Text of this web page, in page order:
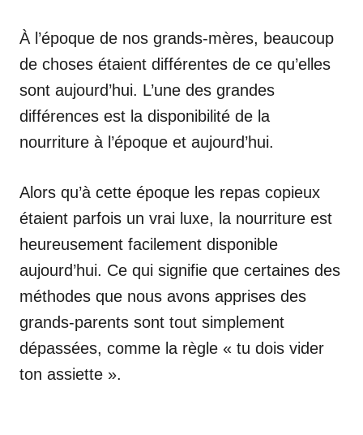
À l’époque de nos grands-mères, beaucoup
de choses étaient différentes de ce qu’elles
sont aujourd’hui. L’une des grandes
différences est la disponibilité de la
nourriture à l’époque et aujourd’hui.
Alors qu’à cette époque les repas copieux
étaient parfois un vrai luxe, la nourriture est
heureusement facilement disponible
aujourd’hui. Ce qui signifie que certaines des
méthodes que nous avons apprises des
grands-parents sont tout simplement
dépassées, comme la règle « tu dois vider
ton assiette ».